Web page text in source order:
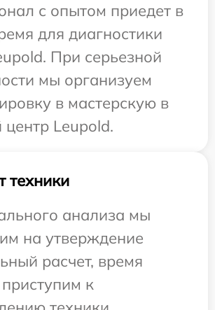
с опытом приедет в
для диагностики
При серьезной
мы организуем
в мастерскую в
центр Leupold.
техники
анализа мы
на утверждение
расчет, время
к